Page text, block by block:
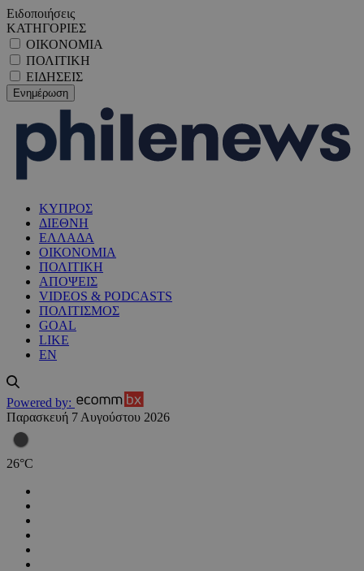
Ειδοποιήσεις
ΚΑΤΗΓΟΡΙΕΣ
ΟΙΚΟΝΟΜΙΑ
ΠΟΛΙΤΙΚΗ
ΕΙΔΗΣΕΙΣ
ΚΥΠΡΟΣ
ΔΙΕΘΝΗ
ΕΛΛΑΔΑ
ΟΙΚΟΝΟΜΙΑ
ΠΟΛΙΤΙΚΗ
ΑΠΟΨΕΙΣ
VIDEOS & PODCASTS
ΠΟΛΙΤΙΣΜΟΣ
GOAL
LIKE
EN
Powered by:
Παρασκευή 7 Αυγούστου 2026
26°C